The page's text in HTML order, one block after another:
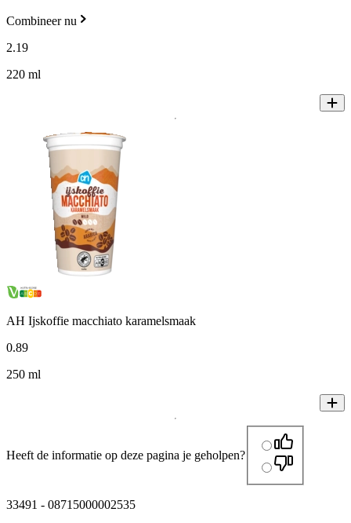
Combineer nu
2.19
220 ml
AH Ijskoffie macchiato karamelsmaak
0.89
250 ml
Heeft de informatie op deze pagina je geholpen?
33491 - 08715000002535